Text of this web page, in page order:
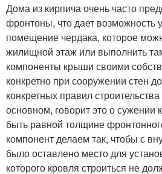
Дома из кирпича очень часто
фронтоны, что дает возможность
помещение чердака, которое
жилищной этаж или выполнить
компоненты крыши своими
конкретно при сооружении стен
конкретных правил
основном, говорит это о сужении
быть равной толщине
компонент делаем так, чтобы с
было оставлено место для
которого кровля строиться не